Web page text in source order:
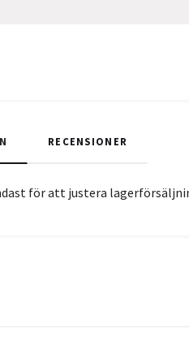
RECENSIONER
för att justera